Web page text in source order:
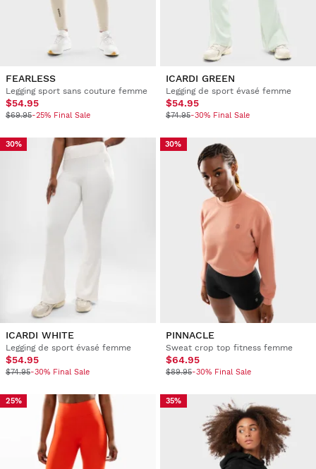
FEARLESS
Legging sport sans couture femme
$54.95
$69.95-25% Final Sale
ICARDI GREEN
Legging de sport évasé femme
$54.95
$74.95-30% Final Sale
30%
ICARDI WHITE
Legging de sport évasé femme
$54.95
$74.95-30% Final Sale
30%
PINNACLE
Sweat crop top fitness femme
$64.95
$89.95-30% Final Sale
25% 35%